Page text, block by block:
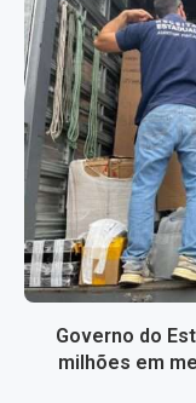
Governo do
milhões em